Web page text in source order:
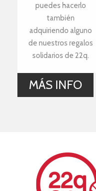
puedes hacerlo
también
adquiriendo alguno
de nuestros regalos
solidarios de 22q.
MÁS INFO